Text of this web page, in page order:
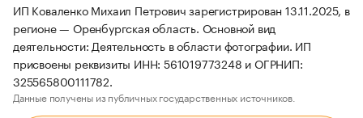
ИП Коваленко Михаил Петрович зарегистрирован 13.11.2025, в
регионе — Оренбургская область. Основной вид
деятельности: Деятельность в области фотографии. ИП
присвоены реквизиты ИНН: 561019773248 и ОГРНИП:
325565800111782.
Данные получены из публичных государственных источников.